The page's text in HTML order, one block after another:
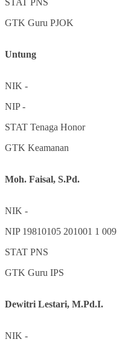
STAT PNS
GTK Guru PJOK
Untung
NIK -
NIP-
STAT Tenaga Honor
GTK Keamanan
Moh. Faisal, S.Pd.
NIK -
NIP 19810105 201001 1 009
STAT PNS
GTK Guru IPS
Dewitri Lestari, M.Pd.I.
NIK -